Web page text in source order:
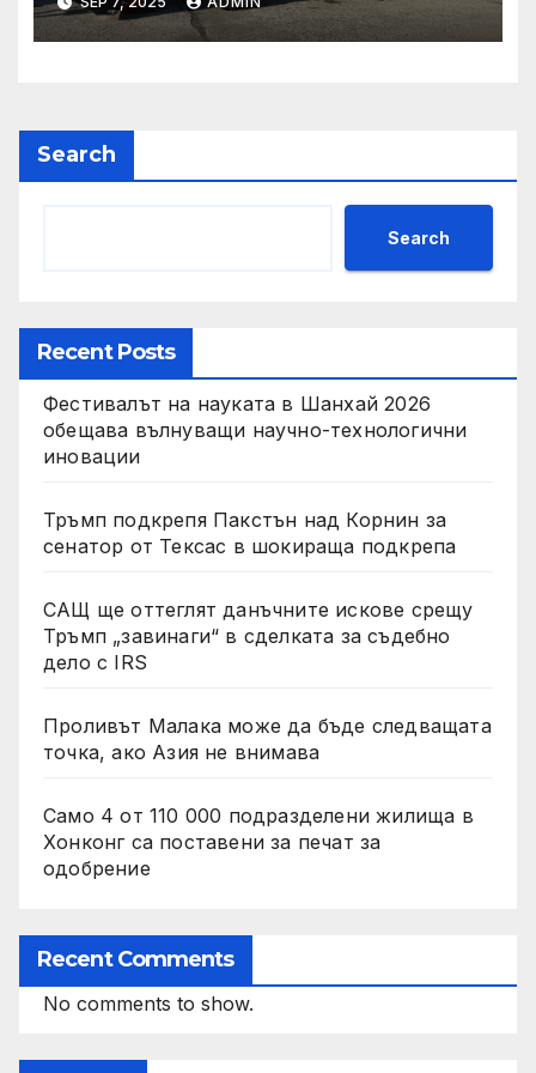
състояние, ръст на
приходите и напредък в
социални проекти
Search
Search
Recent Posts
Фестивалът на науката в Шанхай 2026
обещава вълнуващи научно-технологични
иновации
Тръмп подкрепя Пакстън над Корнин за
сенатор от Тексас в шокираща подкрепа
САЩ ще оттеглят данъчните искове срещу
Тръмп „завинаги“ в сделката за съдебно
дело с IRS
Проливът Малака може да бъде следващата
точка, ако Азия не внимава
Само 4 от 110 000 подразделени жилища в
Хонконг са поставени за печат за
одобрение
Recent Comments
No comments to show.